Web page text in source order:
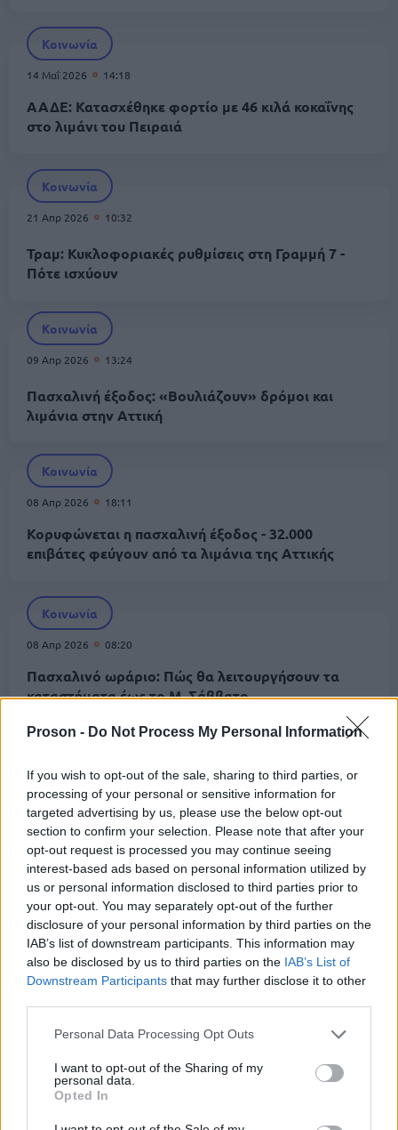
Proson - Do Not Process My Personal Information
If you wish to opt-out of the sale, sharing to third parties, or
processing of your personal or sensitive information for
targeted advertising by us, please use the below opt-out
section to confirm your selection. Please note that after your
opt-out request is processed you may continue seeing
interest-based ads based on personal information utilized by
us or personal information disclosed to third parties prior to
your opt-out. You may separately opt-out of the further
disclosure of your personal information by third parties on the
IAB’s list of downstream participants. This information may
also be disclosed by us to third parties on the IAB’s List of
Downstream Participants that may further disclose it to other
Please note that this website/app uses one or more Google
not limited to your visit or usage behaviour. You may click to
grant or deny consent to Google and its third-party tags to
use your data for below specified purposes in below Google
consent section.
Personal Data Processing Opt Outs
I want to opt-out of the Sharing of my
personal data.
Opted In
Κοινωνία
14 Μαΐ 2026 14:18
ΑΑΔΕ: Κατασχέθηκε φορτίο με 46 κιλά κοκαΐνης
στο λιμάνι του Πειραιά
Κοινωνία
21 Απρ 2026 10:32
Τραμ: Κυκλοφοριακές ρυθμίσεις στη Γραμμή 7 -
Πότε ισχύουν
Κοινωνία
09 Απρ 2026 13:24
Πασχαλινή έξοδος: «Βουλιάζουν» δρόμοι και
λιμάνια στην Αττική
Κοινωνία
08 Απρ 2026 18:11
Κορυφώνεται η πασχαλινή έξοδος - 32.000
επιβάτες φεύγουν από τα λιμάνια της Αττικής
Κοινωνία
08 Απρ 2026 08:20
Πασχαλινό ωράριο: Πώς θα λειτουργήσουν τα
καταστήματα έως το Μ. Σάββατο
07 Απρ 2026 10:33
Πειραιάς: Επίθεση σκύλου σε 2χρονη – Στο
νοσοκομείο με τραύματα στο κεφάλι
Κοινωνία
07 Απρ 2026 09:20
Κίνηση τώρα: Πού υπάρχει μποτιλιάρισμα σήμερα
στην Αττική
Κοινωνία
06 Απρ 2026 13:10
Πειραιάς: Συνελήφθη 66χρονος - Επιτέθηκε σε